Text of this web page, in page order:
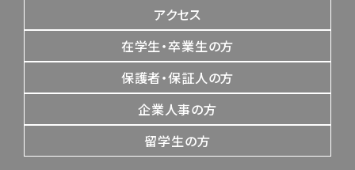
アクセス
在学生・卒業生の方
保護者・保証人の方
企業人事の方
留学生の方